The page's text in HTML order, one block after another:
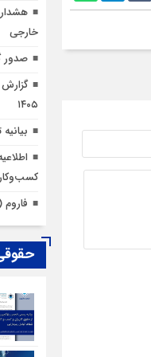
خارجی
صدور
۱۴۰۵
بیانیه